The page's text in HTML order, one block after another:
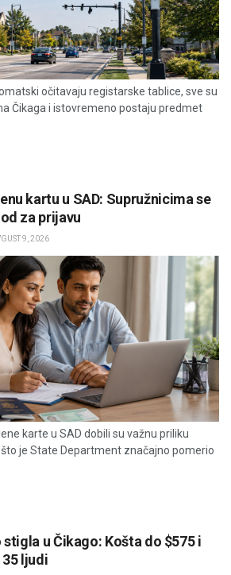
očitavaju registarske tablice, sve su
Čikaga i istovremeno postaju predmet
kartu u SAD: Supružnicima se
za prijavu
9, 2026
karte u SAD dobili su važnu priliku
je State Department značajno pomerio
u Čikago: Košta do $575 i
ljudi